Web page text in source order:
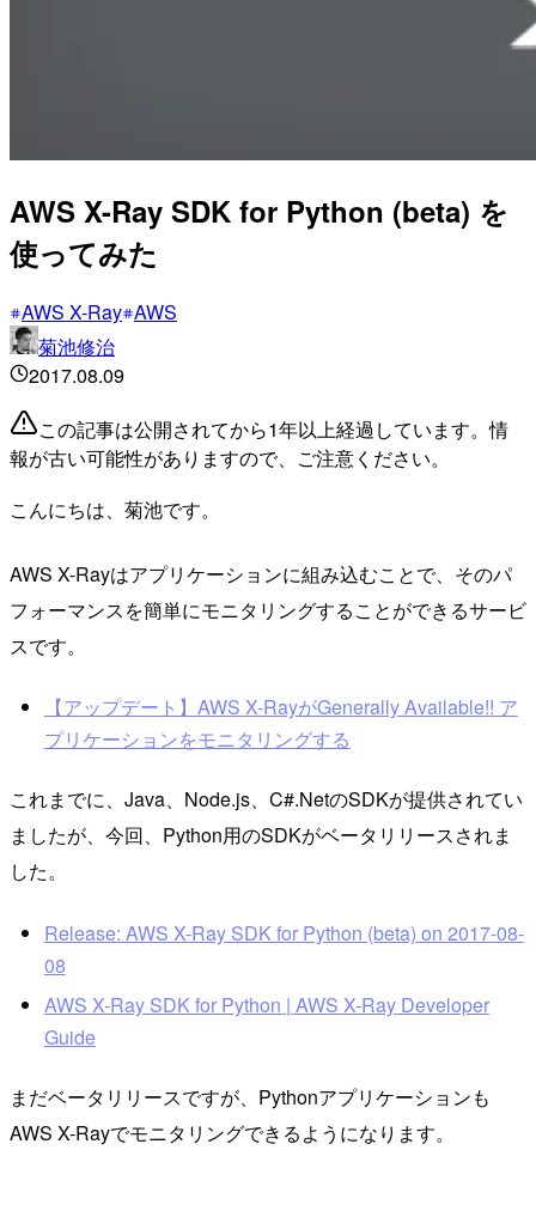
AWS X-Ray SDK for Python (beta) を
使ってみた
AWS X-Ray AWS
菊池修治
2017.08.09
この記事は公開されてから1年以上経過しています。情
報が古い可能性がありますので、ご注意ください。
こんにちは、菊池です。
AWS X-Rayはアプリケーションに組み込むことで、そのパ
フォーマンスを簡単にモニタリングすることができるサービ
スです。
【アップデート】AWS X-RayがGenerally Available!! ア
プリケーションをモニタリングする
これまでに、Java、Node.js、C#.NetのSDKが提供されてい
ましたが、今回、Python用のSDKがベータリリースされま
した。
Release: AWS X-Ray SDK for Python (beta) on 2017-08-
08
AWS X-Ray SDK for Python | AWS X-Ray Developer
Guide
まだベータリリースですが、Pythonアプリケーションも
AWS X-Rayでモニタリングできるようになります。